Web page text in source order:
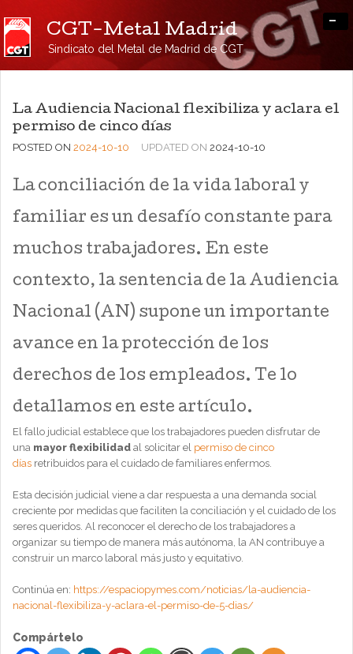
CGT-Metal Madrid
Sindicato del Metal de Madrid de CGT
-
La Audiencia Nacional flexibiliza y aclara el
permiso de cinco días
POSTED ON 2024-10-10 UPDATED ON 2024-10-10
La conciliación de la vida laboral y
familiar es un desafío constante para
muchos trabajadores. En este
contexto, la sentencia de la Audiencia
Nacional (AN) supone un importante
avance en la protección de los
derechos de los empleados. Te lo
detallamos en este artículo.
El fallo judicial establece que los trabajadores pueden disfrutar de
una mayor flexibilidad al solicitar el permiso de cinco
días retribuidos para el cuidado de familiares enfermos.
Esta decisión judicial viene a dar respuesta a una demanda social
creciente por medidas que faciliten la conciliación y el cuidado de los
seres queridos. Al reconocer el derecho de los trabajadores a
organizar su tiempo de manera más autónoma, la AN contribuye a
construir un marco laboral más justo y equitativo.
Continúa en: https://espaciopymes.com/noticias/la-audiencia-
nacional-flexibiliza-y-aclara-el-permiso-de-5-dias/
Compártelo